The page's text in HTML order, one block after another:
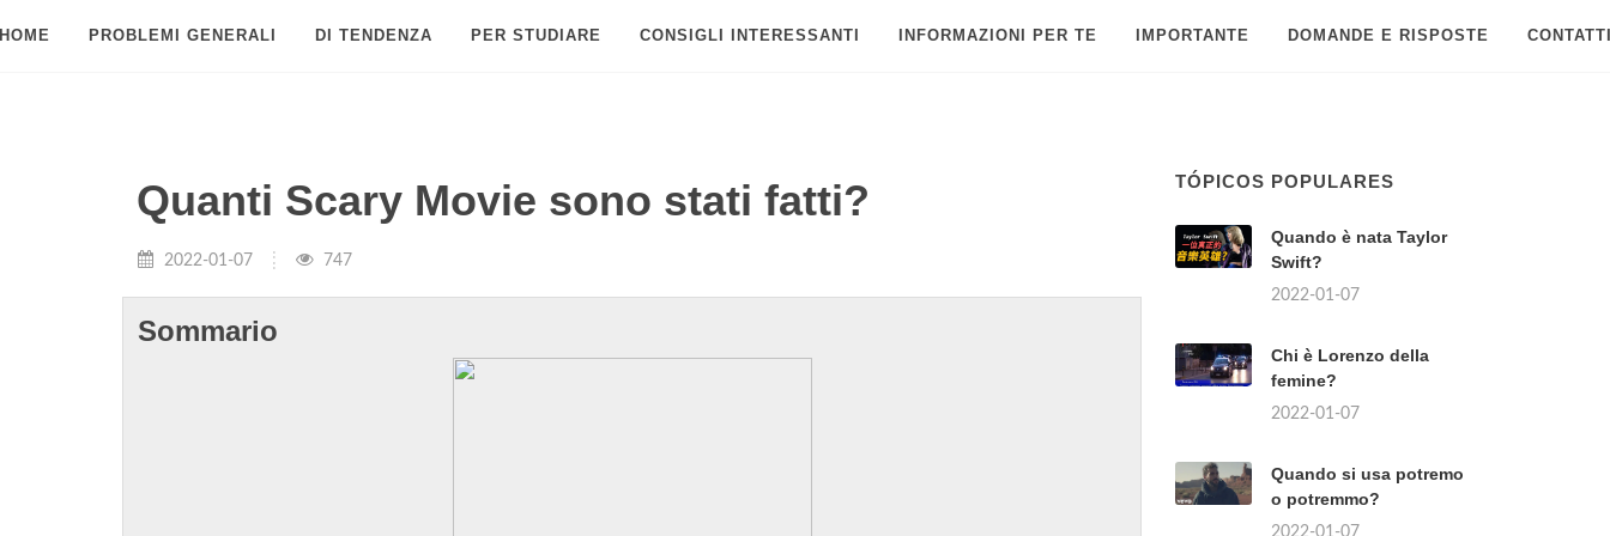
PROBLEMI GENERALI DI TENDENZA PER STUDIARE CONSIGLI INTERESSANTI INFORMAZIONI PER TE IMPORTANTE DOMANDE E RISPOSTE
Quanti Scary Movie sono stati fatti?
2022-01-07 747
Sommario
TÓPICOS POPULARES
Quando è nata Taylor
Swift?
2022-01-07
Chi è Lorenzo della
femine?
2022-01-07
Quando si usa potremo
o potremmo?
2022-01-07